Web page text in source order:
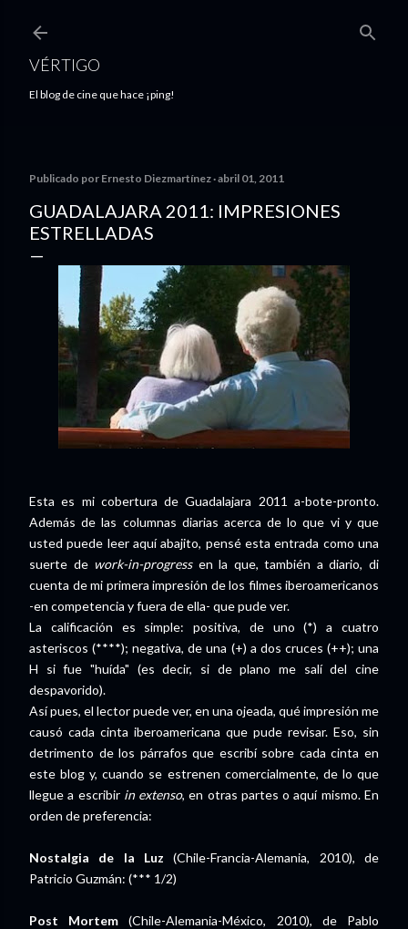
VÉRTIGO
El blog de cine que hace ¡ping!
Publicado por Ernesto Diezmartínez abril 01, 2011
GUADALAJARA 2011: IMPRESIONES
ESTRELLADAS
Esta es mi cobertura de Guadalajara 2011 a-bote-pronto.
Además de las columnas diarias acerca de lo que vi y que
usted puede leer aquí abajito, pensé esta entrada como una
suerte de work-in-progressen la que, también a diario, di
cuenta de mi primera impresión de los filmes iberoamericanos
-en competencia y fuera de ella- que pude ver.
La calificación es simple: positiva, de uno (*) a cuatro
asteriscos (****); negativa, de una (+) a dos cruces (++); una
H si fue "huída" (es decir, si de plano me salí del cine
despavorido).
Así pues, el lector puede ver, en una ojeada, qué impresión me
causó cada cinta iberoamericana que pude revisar. Eso, sin
detrimento de los párrafos que escribí sobre cada cinta en
este blog y, cuando se estrenen comercialmente, de lo que
llegue a escribir in extenso, en otras partes o aquí mismo. En
orden de preferencia:
Nostalgia de la Luz(Chile-Francia-Alemania, 2010), de
Patricio Guzmán: (*** 1/2)
Post Mortem(Chile-Alemania-México, 2010), de Pablo